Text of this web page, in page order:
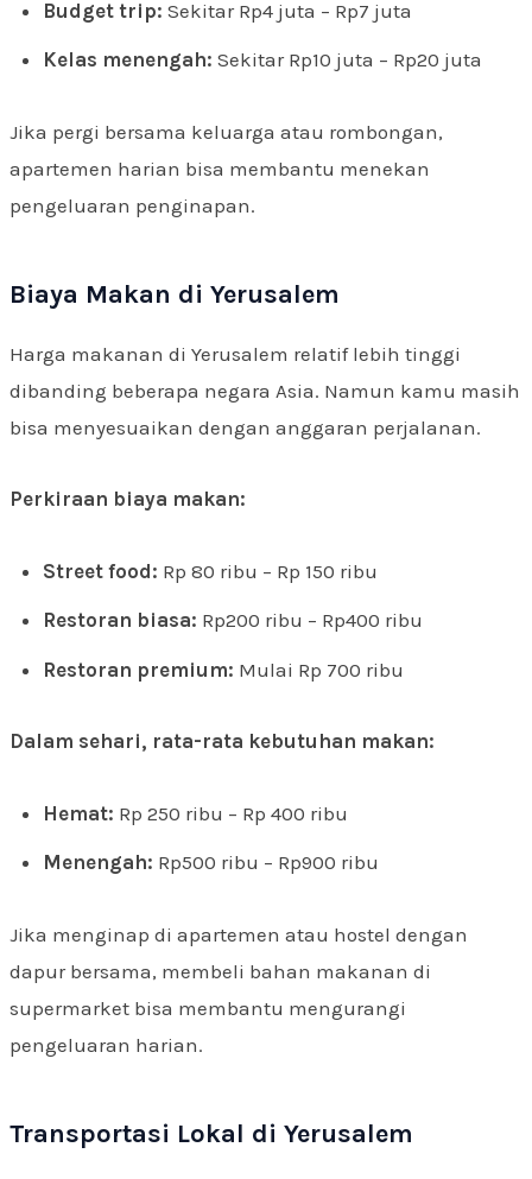
Budget trip: Sekitar Rp4 juta – Rp7 juta
Kelas menengah: Sekitar Rp10 juta – Rp20 juta
Jika pergi bersama keluarga atau rombongan,
apartemen harian bisa membantu menekan
pengeluaran penginapan.
Biaya Makan di Yerusalem
Harga makanan di Yerusalem relatif lebih tinggi
dibanding beberapa negara Asia. Namun kamu masih
bisa menyesuaikan dengan anggaran perjalanan.
Perkiraan biaya makan:
Street food: Rp 80 ribu – Rp 150 ribu
Restoran biasa: Rp200 ribu – Rp400 ribu
Restoran premium: Mulai Rp 700 ribu
Dalam sehari, rata-rata kebutuhan makan:
Hemat: Rp 250 ribu – Rp 400 ribu
Menengah: Rp500 ribu – Rp900 ribu
Jika menginap di apartemen atau hostel dengan
dapur bersama, membeli bahan makanan di
supermarket bisa membantu mengurangi
pengeluaran harian.
Transportasi Lokal di Yerusalem